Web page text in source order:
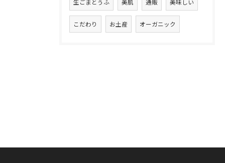
生ごまとうふ 美肌 通販 美味しい
こだわり お土産 オーガニック